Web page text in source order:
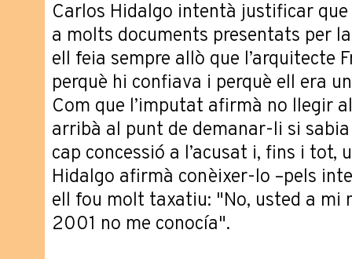
Carlos Hidalgo intentà justificar
a molts documents presentats per
ell feia sempre allò que l’arquitecte
perquè hi confiava i perquè ell era
Com que l’imputat afirmà no llegir
arribà al punt de demanar-li si
cap concessió a l’acusat i, fins i tot,
Hidalgo afirmà conèixer-lo –pels
ell fou molt taxatiu: "No, usted a mi
2001 no me conocía".